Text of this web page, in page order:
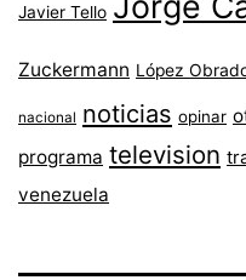
Javier Tello
Zuckermann López
nacional noticias opinar
programa television
venezuela